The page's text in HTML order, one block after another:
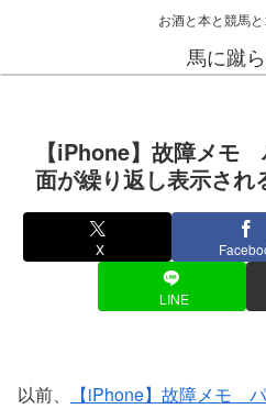
お酒と本と競馬
馬に蹴
【iPhone】故障メモ
面が繰り返し表示され
X
LINE
以前、
【iPhone】故障メモ